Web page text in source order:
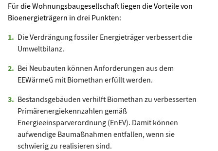
Für die Wohnungsbaugesellschaft liegen die Vorteile von
Bioenergieträgern in drei Punkten:
Die Verdrängung fossiler Energieträger verbessert die
Umweltbilanz.
Bei Neubauten können Anforderungen aus dem
EEWärmeG mit Biomethan erfüllt werden.
Bestandsgebäuden verhilft Biomethan zu verbesserten
Primärenergiekennzahlen gemäß
Energieeinsparverordnung (EnEV). Damit können
aufwendige Baumaßnahmen entfallen, wenn sie
schwierig zu realisieren sind.